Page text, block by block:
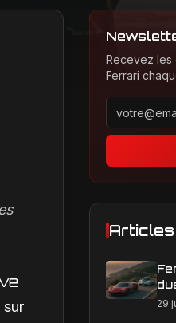
sur
Recevez les
Ferrari
Adresse
29